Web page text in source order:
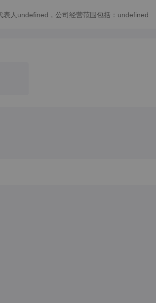
人undefined，公司经营范围包括：undefined